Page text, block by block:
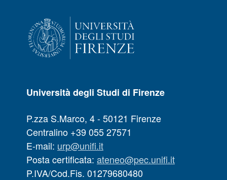
Università degli Studi di Firenze
P.zza S.Marco, 4 - 50121 Firenze
Centralino +39 055 27571
E-mail: urp@unifi.it
Posta certificata: ateneo@pec.unifi.it
P.IVA/Cod.Fis. 01279680480